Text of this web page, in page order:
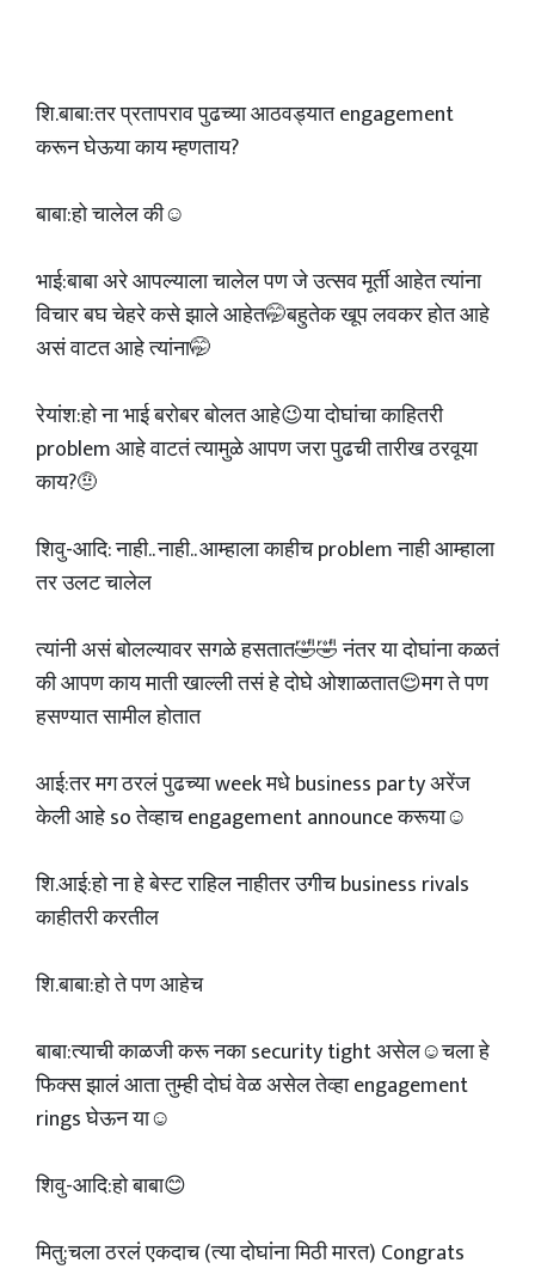
शि.बाबा:तर प्रतापराव पुढच्या आठवड्यात engagement
करून घेऊया काय म्हणताय?
बाबा:हो चालेल की☺️
भाई:बाबा अरे आपल्याला चालेल पण जे उत्सव मूर्ती आहेत त्यांना
विचार बघ चेहरे कसे झाले आहेत🤭बहुतेक खूप लवकर होत आहे
असं वाटत आहे त्यांना🤭
रेयांश:हो ना भाई बरोबर बोलत आहे😉या दोघांचा काहितरी
problem आहे वाटतं त्यामुळे आपण जरा पुढची तारीख ठरवूया
काय?🤨
शिवु-आदि: नाही.. नाही.. आम्हाला काहीच problem नाही आम्हाला
तर उलट चालेल
त्यांनी असं बोलल्यावर सगळे हसतात🤣🤣 नंतर या दोघांना कळतं
की आपण काय माती खाल्ली तसं हे दोघे ओशाळतात😌मग ते पण
हसण्यात सामील होतात
आई:तर मग ठरलं पुढच्या week मधे business party अरेंज
केली आहे so तेव्हाच engagement announce करूया☺️
शि.आई:हो ना हे बेस्ट राहिल नाहीतर उगीच business rivals
काहीतरी करतील
शि.बाबा:हो ते पण आहेच
बाबा:त्याची काळजी करू नका security tight असेल☺️चला हे
फिक्स झालं आता तुम्ही दोघं वेळ असेल तेव्हा engagement
rings घेऊन या☺️
शिवु-आदि:हो बाबा😊
मितु:चला ठरलं एकदाच (त्या दोघांना मिठी मारत) Congrats